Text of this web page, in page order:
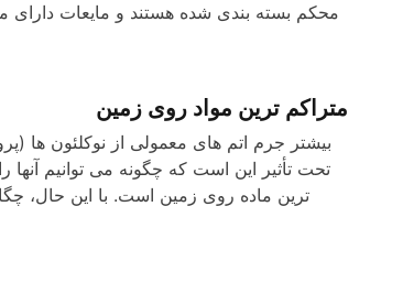
محکم بسته بندی شده هستند و مایعات دارای
متراکم ترین مواد روی زمین
بیشتر جرم اتم های معمولی از نوکلئون ها
تحت تأثیر این است که چگونه می توانیم آنها
ترین ماده روی زمین است. با این حال،